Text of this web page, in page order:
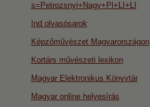
s=Petrozsnyi+Nagy+Pl+LI+LI
Ind olvasósarok
Képzőművészet Magyarországon
Kortárs művészeti lexikon
Magyar Elektronikus Könyvtár
Magyar online helyesírás